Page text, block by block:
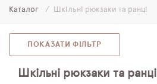
МОЛОДІЖНІ РЮКЗАКИ
ПЕНАЛИ
МІШКИ ДЛЯ ВЗУТТЯ
Каталог Шкільні рюкзаки та ранці
ПОКАЗАТИ ФІЛЬТР
Шкільні рюкзаки та ранці